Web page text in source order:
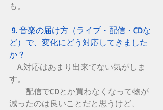
も。
ど）で、変化にどう対応してきました
か？
A.対応はあまり出来てない気がしま
す。
配信でCDとか買わなくなって物が
減ったのは良いことだと思うけど、